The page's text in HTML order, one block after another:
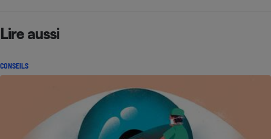
Lire aussi
CONSEILS